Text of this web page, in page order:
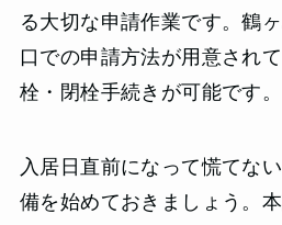
る大切な申請作業です。鶴
口での申請方法が用意され
栓・閉栓手続きが可能です。
入居日直前になって慌てな
備を始めておきましょう。